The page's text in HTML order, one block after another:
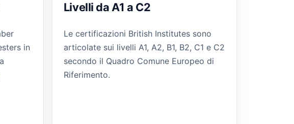
in
Livelli da A1 a C2
Le certificazioni British Institutes sono
articolate sui livelli A1, A2, B1, B2, C1 e C2
secondo il Quadro Comune Europeo di
Riferimento.